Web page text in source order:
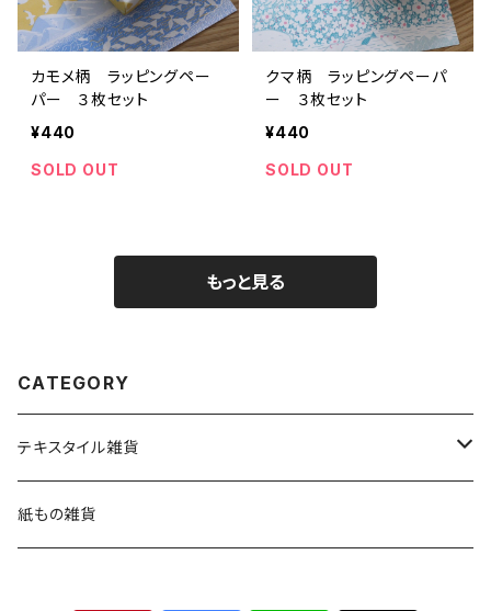
カモメ柄 ラッピングペー
パー ３枚セット
¥440
SOLD OUT
クマ柄 ラッピングペーパ
ー ３枚セット
¥440
SOLD OUT
もっと見る
CATEGORY
テキスタイル雑貨
ハンカチ
紙もの雑貨